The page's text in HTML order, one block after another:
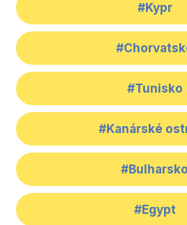
#Kypr
#Tunisko
#Kanárské
#Bulharsko
#Egypt